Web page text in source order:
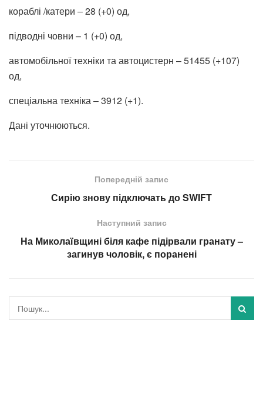
кораблі /катери ‒ 28 (+0) од,
підводні човни – 1 (+0) од,
автомобільної техніки та автоцистерн – 51455 (+107)
од,
спеціальна техніка ‒ 3912 (+1).
Дані уточнюються.
Попередній запис
Сирію знову підключать до SWIFT
Наступний запис
На Миколаївщині біля кафе підірвали гранату –
загинув чоловік, є поранені